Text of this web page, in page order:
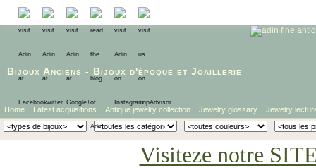
Bijoux Anciens - Bijoux d'époque et Joaillerie
Home Latest acquisitions Antique jewelry collection Jewelry glossary Jewelry
Visiteze notre